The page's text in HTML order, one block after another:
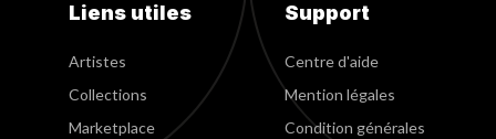
Liens utiles
Artistes
Collections
Marketplace
Support
Centre d'aide
Mention légales
Condition générales